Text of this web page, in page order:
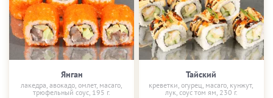
Янган
лакедра, авокадо, омлет, масаго,
трюфельный соус, 195 г.
Тайский
креветки, огурец, масаго, кунжут,
лук, соус том ям, 230 г.